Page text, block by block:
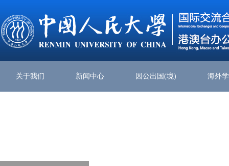
关于我们 新闻中心 因公出国(境) 海外